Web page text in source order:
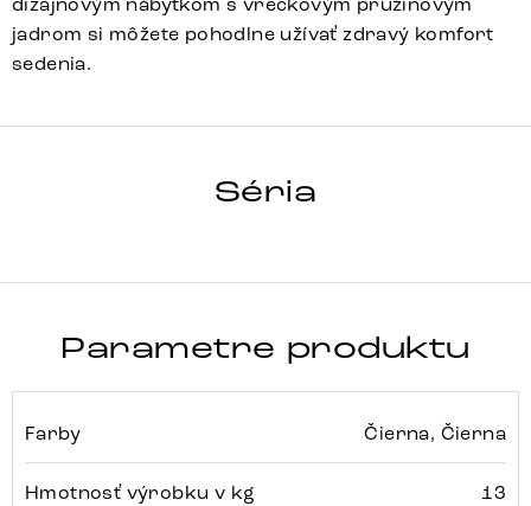
dizajnovým nábytkom s vreckovým pružinovým
jadrom si môžete pohodlne užívať zdravý komfort
sedenia.
Séria
Elso-Flex
Array
Parametre produktu
Farby Čierna, Čierna
Hmotnosť výrobku v kg 13